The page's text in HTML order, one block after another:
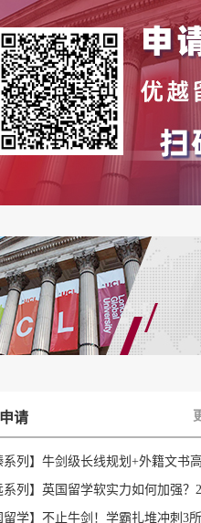
链接：https://
申请要求
绩要求
分类及均分要求
(部分211院校+排名靠前的非
：商科类课程均分82%-85%
(网大排名200-300)：非商科
求
分6.5，单项不低于6.0。部
总分92以上，单项20以上。
请